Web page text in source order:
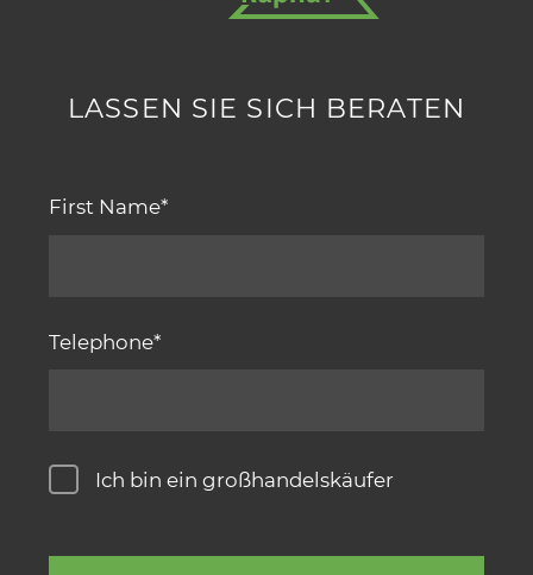
LASSEN SIE SICH BERATEN
First Name
Telephone
Ich bin ein großhandelskäufer